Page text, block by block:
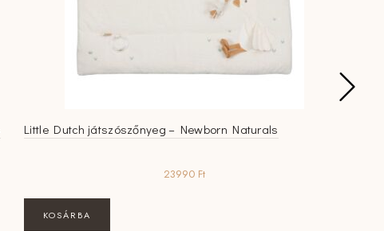
Little Dutch játszószőnyeg – Newborn Naturals
23990 Ft
KOSÁRBA